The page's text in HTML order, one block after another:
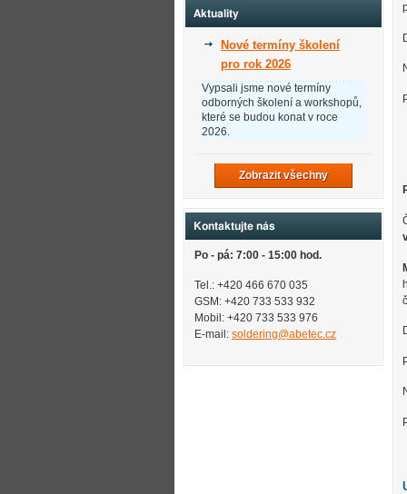
Aktuality
Nové termíny školení
pro rok 2026
Vypsali jsme nové termíny
odborných školení a workshopů,
které se budou konat v roce
2026.
Zobrazit všechny
Kontaktujte nás
Po - pá: 7:00 - 15:00 hod.
Tel.: +420 466 670 035
GSM: +420 733 533 932
Mobil: +420 733 533 976
E-mail: soldering@abetec.cz